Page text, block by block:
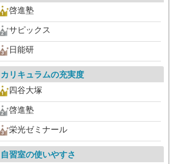
啓進塾
サピックス
日能研
カリキュラムの充実度
四谷大塚
啓進塾
栄光ゼミナール
自習室の使いやすさ